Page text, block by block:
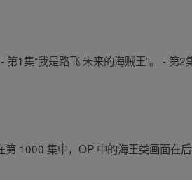
1集“我是路飞 未来的海贼王”。 - 第2
1000 集中，OP 中的海王类画面在